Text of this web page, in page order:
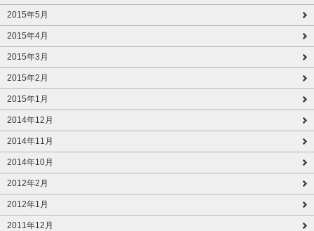
2015年5月
2015年4月
2015年3月
2015年2月
2015年1月
2014年12月
2014年11月
2014年10月
2012年2月
2012年1月
2011年12月